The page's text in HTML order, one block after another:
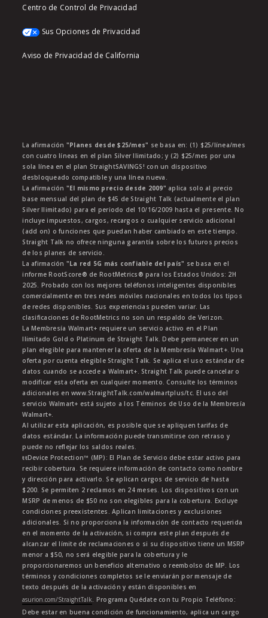
Centro de Control de Privacidad
Sus Opciones de Privacidad
Aviso de Privacidad de California
La afirmación "Planes desde $25/mes" se basa en: (1) $25/línea/mes
con cuatro líneas en el plan Silver Ilimitado; y (2) $25/mes por una
sola línea en el plan StraightSAVINGS! con un dispositivo
desbloqueado compatible y una línea nueva.
La afirmación "El mismo precio desde 2009" aplica solo al precio
base mensual del plan de $45 de Straight Talk (actualmente el plan
Silver Ilimitado) para el periodo del 10/16/2009 hasta el presente. No
incluye impuestos, cargos, recargos o cualquier servicio adicional
(add on) o funciones que puedan haber cambiado en este tiempo.
Straight Talk no ofrece ninguna garantía sobre los futuros precios
de los planes de servicio.
La afirmación "La red 5G más confiable del país" se basa en el
informe RootScore® de RootMetrics® para los Estados Unidos: 2H
2025. Probado con los mejores teléfonos inteligentes disponibles
comercialmente en tres redes móviles nacionales en todos los tipos
de redes disponibles. Sus experiencias pueden variar. Las
clasificaciones de RootMetrics no son un respaldo de Verizon.
La Membresía Walmart+ requiere un servicio activo en el Plan
Ilimitado Gold o Platinum de Straight Talk. Debe permanecer en un
plan elegible para mantener la oferta de la Membresía Walmart+. Una
oferta por cuenta elegible Straight Talk. Se aplica el uso estándar de
datos cuando se accede a Walmart+. Straight Talk puede cancelar o
modificar esta oferta en cualquier momento. Consulte los términos
adicionales en www.StraightTalk.com/walmartplus/tc. El uso del
servicio Walmart+ está sujeto a los Términos de Uso de la Membresía
Walmart+.
Al utilizar esta aplicación, es posible que se apliquen tarifas de
datos estándar. La información puede transmitirse con retraso y
puede no reflejar los saldos reales.
ŧŧDevice Protection™ (MP): El Plan de Servicio debe estar activo para
recibir cobertura. Se requiere información de contacto como nombre
y dirección para activarlo. Se aplican cargos de servicio de hasta
$200. Se permiten 2 reclamos en 24 meses. Los dispositivos con un
MSRP de menos de $50 no son elegibles para la cobertura. Excluye
condiciones preexistentes. Aplican limitaciones y exclusiones
adicionales. Si no proporciona la información de contacto requerida
en el momento de la activación, si compra este plan después de
alcanzar el límite de reclamaciones o si su dispositivo tiene un MSRP
menor a $50, no será elegible para la cobertura y le
proporcionaremos un beneficio alternativo o reembolso de MP. Los
términos y condiciones completos se le enviarán por mensaje de
texto después de la activación y están disponibles en
asurion.com/StraightTalk. Programa Quédate con tu Propio Teléfono:
Debe estar en buena condición de funcionamiento, aplica un cargo